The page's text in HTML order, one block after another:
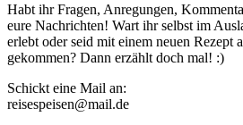
Habt ihr Fragen, Anregungen,
eure Nachrichten! Wart ihr selbst im
erlebt oder seid mit einem neuen Rezept
gekommen? Dann erzählt doch mal! :)
Schickt eine Mail an:
reisespeisen@mail.de